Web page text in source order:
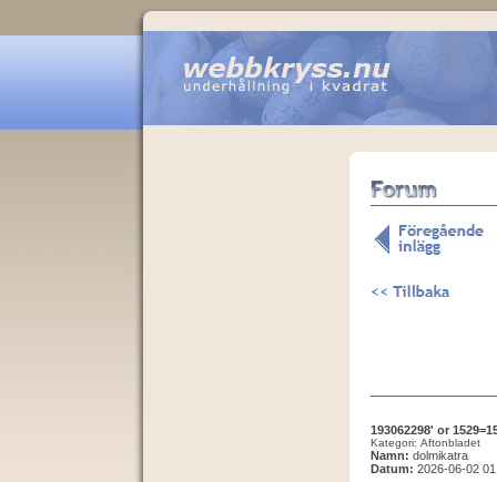
193062298' or
Kategori: Aftonbladet
Namn: dolmikatra
Datum: 2026-06-02